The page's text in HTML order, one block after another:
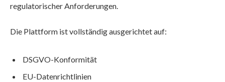
regulatorischer Anforderungen.
Die Plattform ist vollständig ausgerichtet auf:
DSGVO-Konformität
EU-Datenrichtlinien